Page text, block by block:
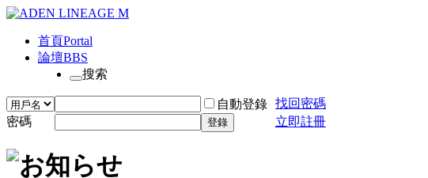
首頁Portal
論壇BBS
搜索
自動登錄 找回密碼
密碼
登錄 立即註冊